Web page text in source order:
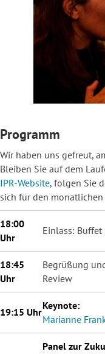
Programm
Wir haben uns gefreut,
Bleiben Sie auf dem
IPR-Website, folgen Sie
sich für den monatlichen
18:00
Uhr
Einlass:
18:45
Uhr
Begrüßung
Review
19:15 Uhr
Keynote:
Marianne
Panel zur